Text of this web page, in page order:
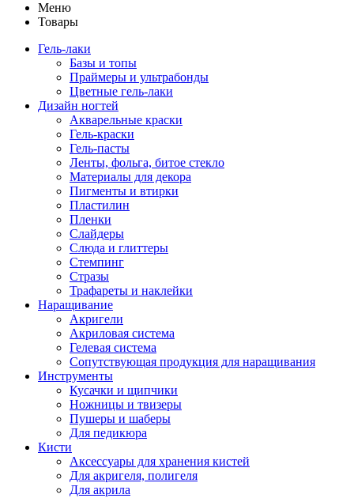
Меню
Товары
Гель-лаки
Базы и топы
Праймеры и ультрабонды
Цветные гель-лаки
Дизайн ногтей
Акварельные краски
Гель-краски
Гель-пасты
Ленты, фольга, битое стекло
Материалы для декора
Пигменты и втирки
Пластилин
Пленки
Слайдеры
Слюда и глиттеры
Стемпинг
Стразы
Трафареты и наклейки
Наращивание
Акригели
Акриловая система
Гелевая система
Сопутствующая продукция для наращивания
Инструменты
Кусачки и щипчики
Ножницы и твизеры
Пушеры и шаберы
Для педикюра
Кисти
Аксессуары для хранения кистей
Для акригеля, полигеля
Для акрила